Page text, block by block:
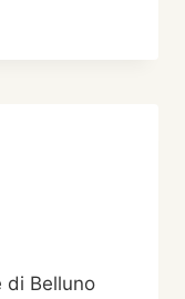
di Belluno